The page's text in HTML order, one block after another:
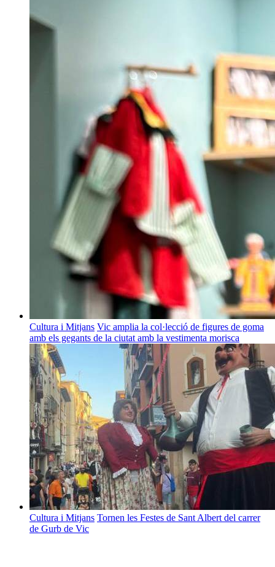
Cultura i Mitjans Vic amplia la col·lecció de figures de goma
amb els gegants de la ciutat amb la vestimenta morisca
Cultura i Mitjans Tornen les Festes de Sant Albert del carrer
de Gurb de Vic